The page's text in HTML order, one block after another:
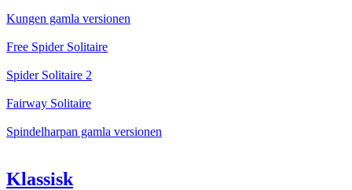
Kungen gamla versionen
Free Spider Solitaire
Spider Solitaire 2
Fairway Solitaire
Spindelharpan gamla versionen
Klassisk